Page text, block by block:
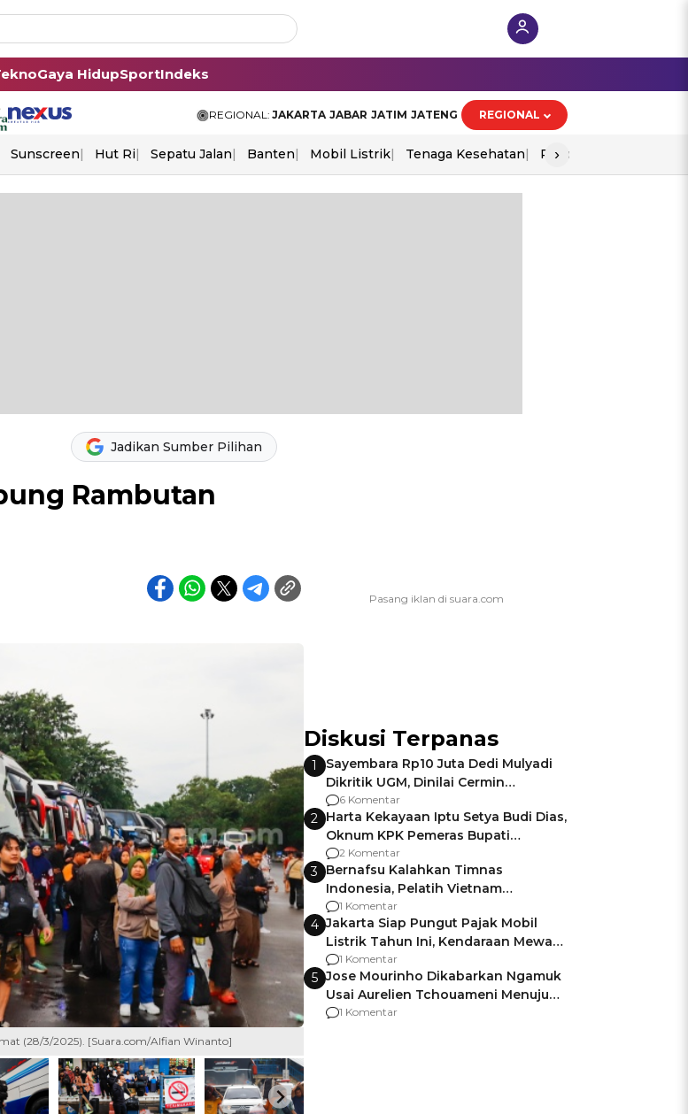
Gaya HidupSportIndeks
REGIONAL: JAKARTA JABAR JATIM JATENG REGIONAL
Sunscreen Hut Ri Sepatu Jalan Banten Mobil Listrik Tenaga Kesehatan Piala Aff 2026
›
Jadikan Sumber Pilihan
Rambutan
(28/3/2025). [Suara.com/Alfian Winanto]
Diskusi Terpanas
1
Sayembara Rp10 Juta Dedi Mulyadi
Dikritik UGM, Dinilai Cermin
Gagalnya Negara Jamin Keamanan
6 Komentar
2 Harta Kekayaan Iptu Setya Budi Dias,
Oknum KPK Pemeras Bupati
Pemalang
2 Komentar
3 Bernafsu Kalahkan Timnas
Indonesia, Pelatih Vietnam
Berencana Pakai Jimat di Pakansari
1 Komentar
4 Jakarta Siap Pungut Pajak Mobil
Listrik Tahun Ini, Kendaraan Mewah
Kena hingga 75% PKB
1 Komentar
5 Jose Mourinho Dikabarkan Ngamuk
Usai Aurelien Tchouameni Menuju
Manchester United
1 Komentar